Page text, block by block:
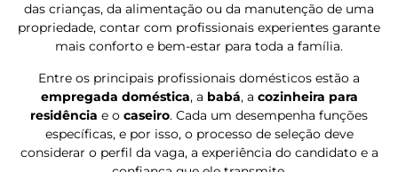
das crianças, da alimentação ou da manutenção de uma
propriedade, contar com profissionais experientes garante
mais conforto e bem-estar para toda a família.
Entre os principais profissionais domésticos estão a
empregada doméstica, a babá, a cozinheira para
residência e o caseiro. Cada um desempenha funções
específicas, e por isso, o processo de seleção deve
considerar o perfil da vaga, a experiência do candidato e a